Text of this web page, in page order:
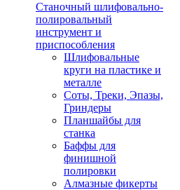
Станочный шлифовально-
полировальный
инструмент и
приспособления
Шлифовальные
круги на пластике и
металле
Соты, Треки, Эпазы,
Гриндеры
Планшайбы для
станка
Баффы для
финишной
полировки
Алмазные фикерты